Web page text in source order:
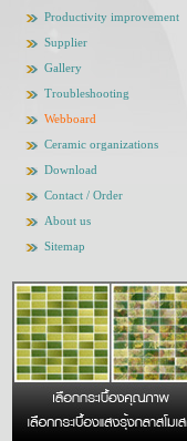
Productivity improvement
Supplier
Gallery
Troubleshooting
Webboard
Ceramic organizations
Download
Contact / Order
About us
Sitemap